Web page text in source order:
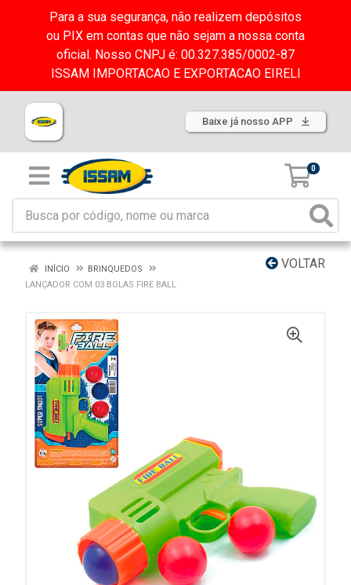
Para a sua segurança, não realizem depósitos
ou PIX em contas que não sejam a nossa conta
oficial. Nosso CNPJ é: 00.327.385/0002-87
ISSAM IMPORTACAO E EXPORTACAO EIRELI
Baixe já nosso APP
0
VOLTAR
INÍCIO
BRINQUEDOS
LANÇADOR COM 03 BOLAS FIRE BALL